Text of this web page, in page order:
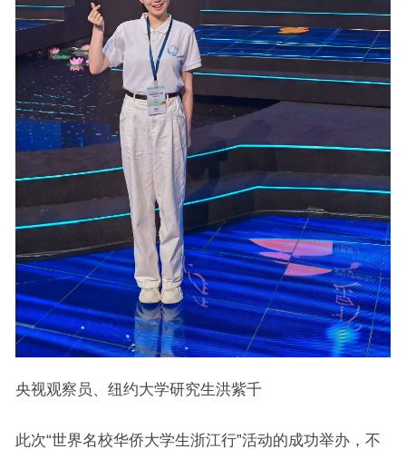
央视观察员、纽约大学研究生洪紫千
此次“世界名校华侨大学生浙江行”活动的成功举办，不